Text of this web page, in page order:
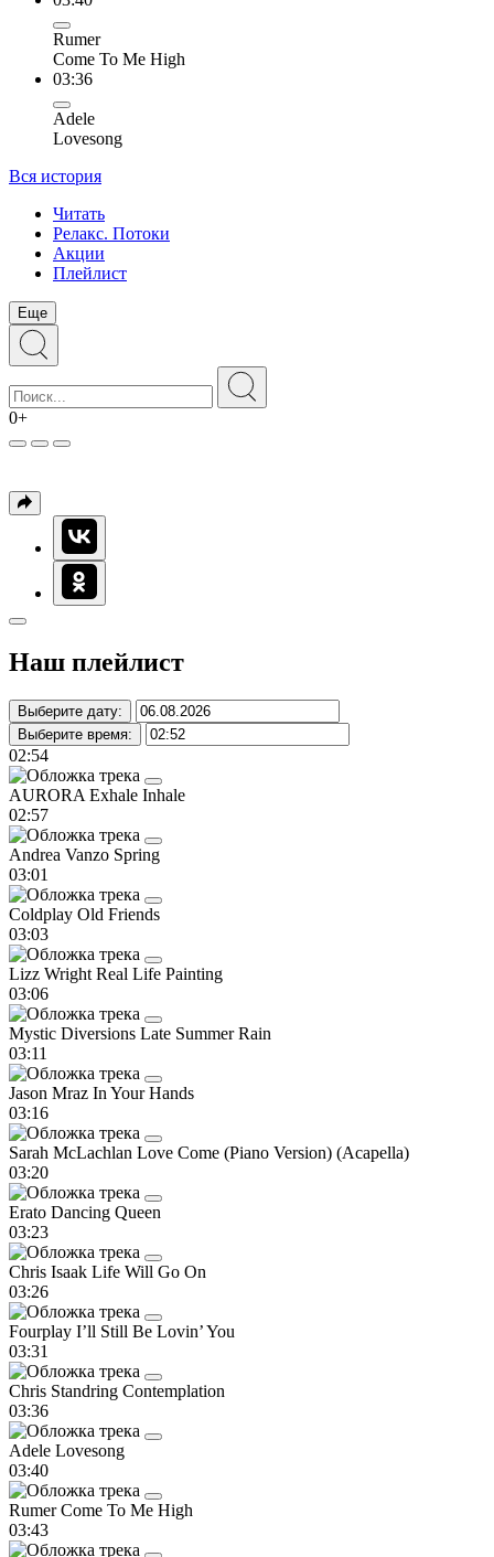
Rumer
Come To Me High
03:36
Adele
Lovesong
Вся история
Читать
Релакс. Потоки
Акции
Плейлист
Еще
0+
Наш плейлист
Выберите дату:
Выберите время:
02:54
AURORA Exhale Inhale
02:57
Andrea Vanzo Spring
03:01
Coldplay Old Friends
03:03
Lizz Wright Real Life Painting
03:06
Mystic Diversions Late Summer Rain
03:11
Jason Mraz In Your Hands
03:16
Sarah McLachlan Love Come (Piano Version) (Acapella)
03:20
Erato Dancing Queen
03:23
Chris Isaak Life Will Go On
03:26
Fourplay I’ll Still Be Lovin’ You
03:31
Chris Standring Contemplation
03:36
Adele Lovesong
03:40
RumerCome To Me High
03:43